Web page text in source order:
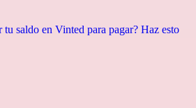
tu saldo en Vinted para pagar? Haz esto